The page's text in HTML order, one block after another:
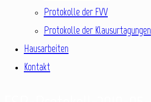
Protokolle der FVV
Protokolle der Klausurtagungen
Hausarbeiten
Kontakt